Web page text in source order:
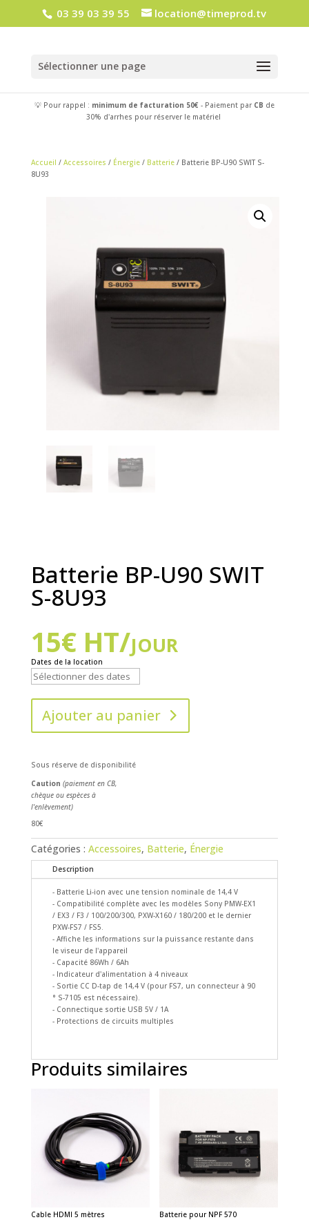
03 39 03 39 55 location@timeprod.tv
Sélectionner une page
💡 Pour rappel : minimum de facturation 50€ - Paiement par CB de
30% d'arrhes pour réserver le matériel
Accueil / Accessoires / Énergie/ Batterie/ Batterie BP-U90 SWIT S-
8U93
Batterie BP-U90 SWIT
S-8U93
15€HT/jour
Dates de la location
Ajouter au panier
Sous réserve de disponibilité
Caution (paiement en CB,
chèque ou espèces à
l'enlèvement)
80€
Catégories : Accessoires, Batterie, Énergie
Description
- Batterie Li-ion avec une tension nominale de 14,4 V
- Compatibilité complète avec les modèles Sony PMW-EX1
/ EX3 / F3 / 100/200/300, PXW-X160 / 180/200 et le dernier
PXW-FS7 / FS5.
- Affiche les informations sur la puissance restante dans
le viseur de l'appareil
- Capacité 86Wh / 6Ah
- Indicateur d'alimentation à 4 niveaux
- Sortie CC D-tap de 14,4 V (pour FS7, un connecteur à 90
° S-7105 est nécessaire).
- Connectique sortie USB 5V / 1A
- Protections de circuits multiples
Produits similaires
Cable HDMI 5 mètres Batterie pour NPF 570